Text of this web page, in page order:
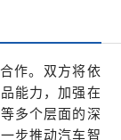
作。双方将依
能力，加强在
多个层面的深
步推动汽车智